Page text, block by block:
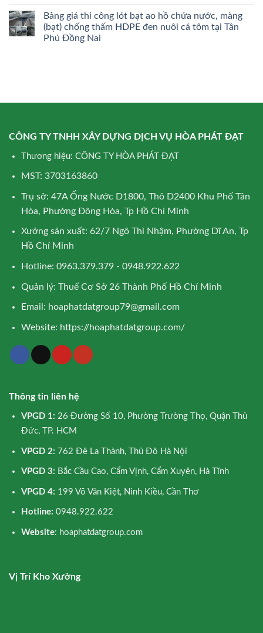
Bảng giá thi công lót bạt ao hồ chứa nước, màng
(bạt) chống thấm HDPE đen nuôi cá tôm tại Tân
Phú Đồng Nai
CÔNG TY TNHH XÂY DỰNG DỊCH VỤ HÒA PHÁT ĐẠT
Thương hiệu: CÔNG TY HÒA PHÁT ĐẠT
MST: 3703163860
Trụ sở: 47A Ống Nước D1800, Thô D2400 Khu Phố Tân
Hòa, Phường Đông Hòa, Tp Hồ Chí Minh
Xưởng sản xuất: 62/7 Ngô Thì Nhậm, Phường Dĩ An, Tp
Hồ Chí Minh
Hotline: 0963.379.379 - 0948.922.622
Quản lý: Thuế Cơ Sở 26 Thành Phố Hồ Chí Minh
Email: hoaphatdatgroup79@gmail.com
Website: https://hoaphatdatgroup.com/
Thông tin liên hệ
VPGD 1: 26 Đường Số 10, Phường Trường Thọ, Quận Thủ
Đức, TP. HCM
VPGD 2: 762 Đê La Thành, Thủ Đô Hà Nội
VPGD 3: Bắc Cầu Cao, Cẩm Vịnh, Cẩm Xuyên, Hà Tĩnh
VPGD 4: 199 Võ Văn Kiệt, Ninh Kiều, Cần Thơ
Hotline: 0948.922.622
Website: hoaphatdatgroup.com
Vị Trí Kho Xưởng